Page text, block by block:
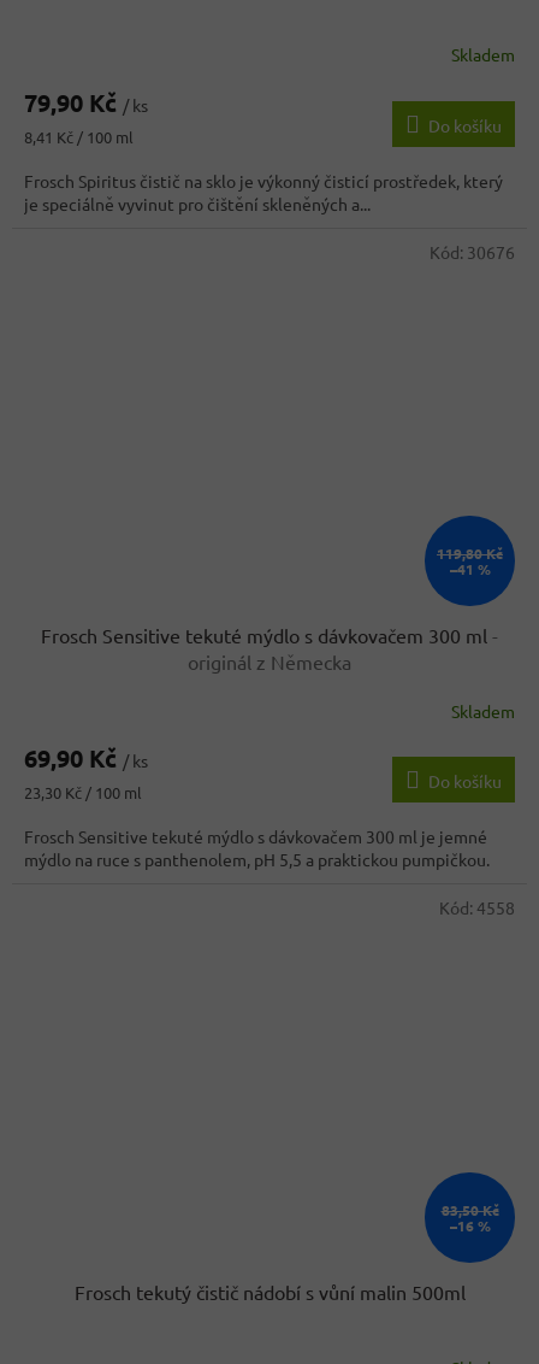
produktu
2,6
z
5
hvězdiček.
Skladem
79,90 Kč / ks
Měrná
8,41 Kč / 100 ml
Do košíku
Frosch Spiritus čistič na sklo je výkonný čisticí prostředek, který
je speciálně vyvinut pro čištění skleněných a...
119,80 Kč
–41 %
Frosch Sensitive tekuté mýdlo s dávkovačem 300 ml -
originál z Německa
Skladem
69,90 Kč / ks
Měrná
23,30 Kč / 100 ml
Do košíku
Frosch Sensitive tekuté mýdlo s dávkovačem 300 ml je jemné
mýdlo na ruce s panthenolem, pH 5,5 a praktickou pumpičkou.
Kód: 30676
83,50 Kč
–16 %
Frosch tekutý čistič nádobí s vůní malin 500ml
Kód: 4558